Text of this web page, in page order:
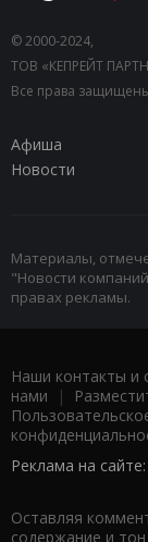
© 2000-2024,
ТОВ «КЕПРЕЙТ
Все права
Афиша
Новости
Материалы,
"Новости
правах рекламы.
Наши контакты и
нами |
Реклама на сайте:
Оставляя
содержание и